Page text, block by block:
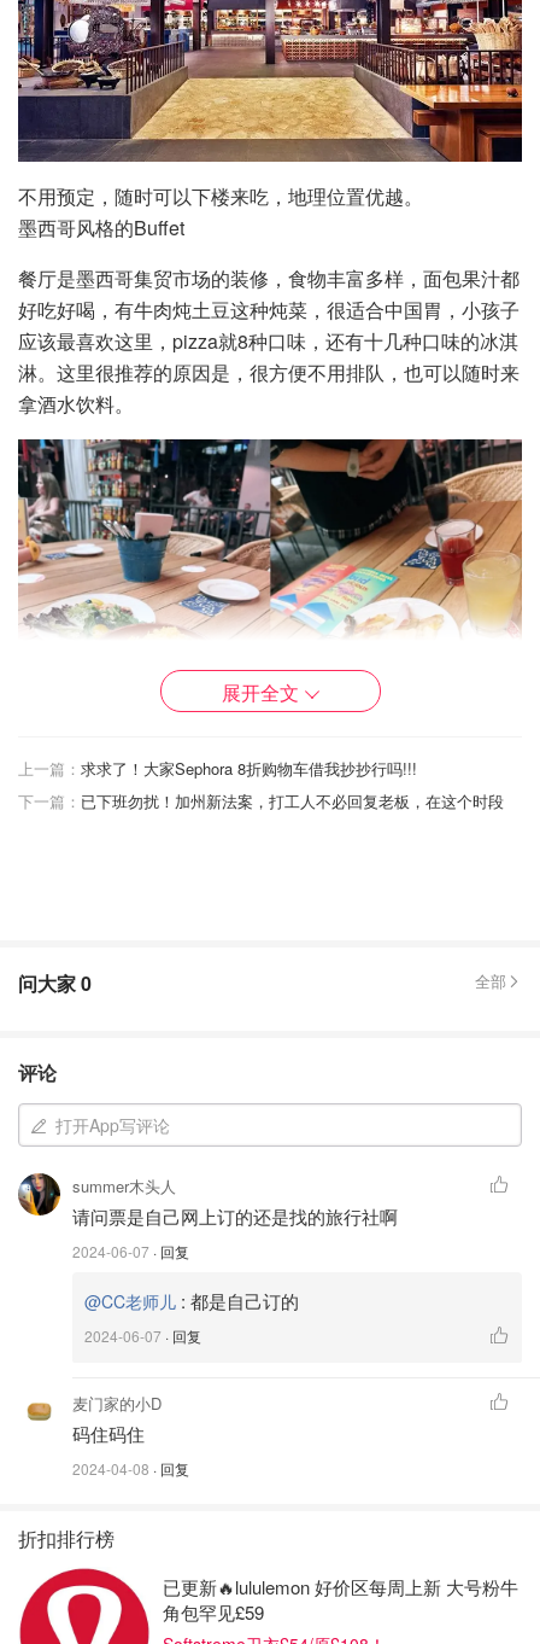
不用预定，随时可以下楼来吃，地理位置优越。
墨西哥风格的Buffet
餐厅是墨西哥集贸市场的装修，食物丰富多样，面包果汁都
好吃好喝，有牛肉炖土豆这种炖菜，很适合中国胃，小孩子
应该最喜欢这里，pizza就8种口味，还有十几种口味的冰淇
淋。这里很推荐的原因是，很方便不用排队，也可以随时来
拿酒水饮料。
Breakfast from 6:30 to 12:00
Lunch from 13:00 to 17:00
Dinner from 18:00 to 23:00
🍣🍙XIN-GAO 日本料理
展开全文
上一篇： 求求了！大家Sephora 8折购物车借我抄抄行吗!!!
下一篇： 已下班勿扰！加州新法案，打工人不必回复老板，在这个时段
问大家0 全部
评论
打开App写评论
summer木头人
请问票是自己网上订的还是找的旅行社啊
2024-06-07 · 回复
@CC老师儿 : 都是自己订的
2024-06-07 · 回复
麦门家的小D
码住码住
2024-04-08 · 回复
折扣排行榜
已更新🔥lululemon 好价区每周上新 大号粉牛
角包罕见£59